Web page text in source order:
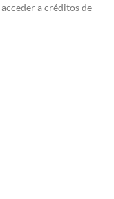
a créditos de